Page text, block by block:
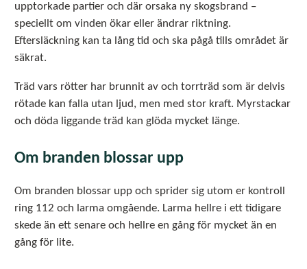
upptorkade partier och där orsaka ny skogsbrand –
speciellt om vinden ökar eller ändrar riktning.
Eftersläckning kan ta lång tid och ska pågå tills området är
säkrat.
Träd vars rötter har brunnit av och torrträd som är delvis
rötade kan falla utan ljud, men med stor kraft. Myrstackar
och döda liggande träd kan glöda mycket länge.
Om branden blossar upp
Om branden blossar upp och sprider sig utom er kontroll
ring 112 och larma omgående. Larma hellre i ett tidigare
skede än ett senare och hellre en gång för mycket än en
gång för lite.